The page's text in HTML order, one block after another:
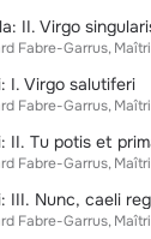
II. Virgo
Fabre-Garrus
I. Virgo salutiferi
Fabre-Garrus
II. Tu potis et
Fabre-Garrus
III. Nunc, caeli
Fabre-Garrus